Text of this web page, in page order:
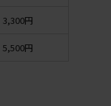
3,300円
5,500円